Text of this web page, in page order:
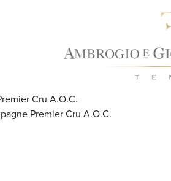
Cru A.O.C.
Premier Cru A.O.C.